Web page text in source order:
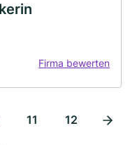
Firma bewerten
11 12